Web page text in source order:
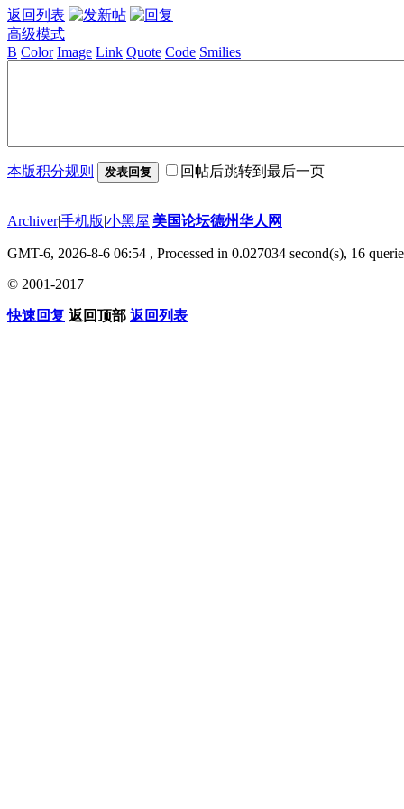
返回列表
高级模式
B Color Image Link Quote Code Smilies
本版积分规则 发表回复 回帖后跳转到最后一页
Archiver|手机版|小黑屋|美国论坛德州华人网
GMT-6, 2026-8-6 06:54 , Processed in 0.027034 second(s), 16
© 2001-2017
快速回复 返回顶部 返回列表